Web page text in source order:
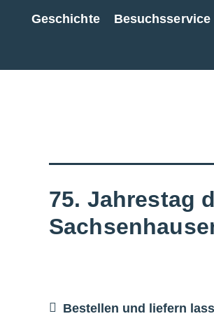
Geschichte Besuchsservice
75. Jahrestag
Bestellen und liefern